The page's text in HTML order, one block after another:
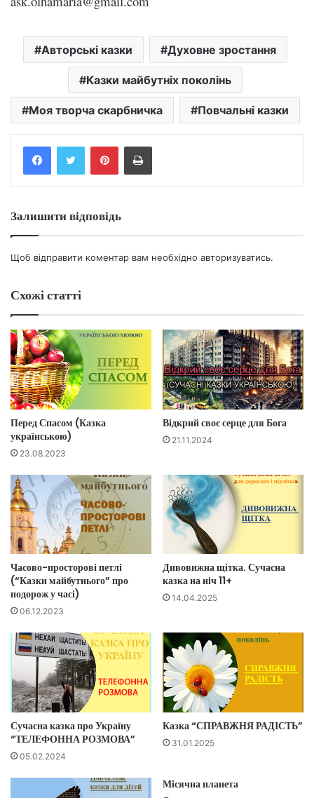
Авторські казки Духовне зростання
Казки майбутніх поколінь
Моя творча скарбничка Повчальні казки
FacebookTwitter PinterestPrint
Залишити відповідь
Щоб відправити коментар вам необхідно авторизуватись.
Схожі статті
Перед Спасом (Казка
українською)
23.08.2023
Відкрий своє серце для Бога
21.11.2024
Часово-просторові петлі
(“Казки майбутнього” про
подорож у часі)
06.12.2023
Дивовижна щітка. Сучасна
казка на ніч 11+
14.04.2025
Сучасна казка про Україну
“ТЕЛЕФОННА РОЗМОВА”
05.02.2024
Казка “СПРАВЖНЯ РАДІСТЬ”
31.01.2025
Місячна планета